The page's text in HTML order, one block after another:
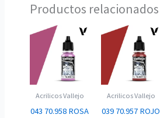
Productos relacionados
Acrilicos Vallejo
043 70.958 ROSA
Acrilicos Vallejo
039 70.957 ROJO